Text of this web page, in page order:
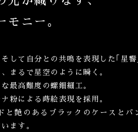
ニー。
して自分との共鳴を表現した｢星
まるで星空のように瞬く。
最高難度の螺鈿細工。
粉による蒔絵表現を採用。
と艶のあるブラックのケースとバ
ます。